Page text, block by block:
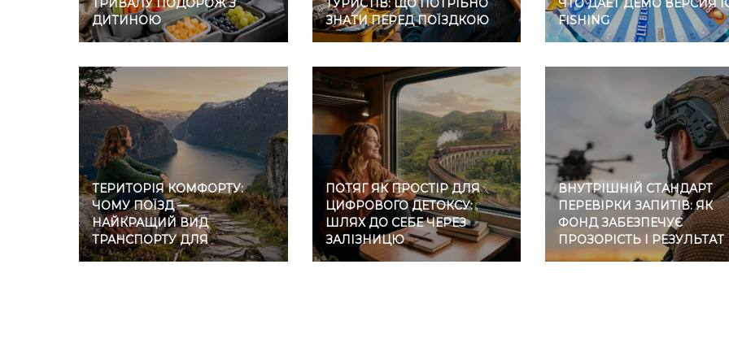
ТРИВАЛУ ПОДОРОЖ З
ДИТИНОЮ
ТУРИСТІВ: ЩО ПОТРІБНО
ЗНАТИ ПЕРЕД ПОЇЗДКОЮ
ЧТО ДАЕТ ДЕМО ВЕРСИЯ
FISHING
ТЕРИТОРІЯ КОМФОРТУ:
ЧОМУ ПОЇЗД —
НАЙКРАЩИЙ ВИД
ТРАНСПОРТУ ДЛЯ
ІНТРОВЕРТІВ
ПОТЯГ ЯК ПРОСТІР ДЛЯ
ЦИФРОВОГО ДЕТОКСУ:
ШЛЯХ ДО СЕБЕ ЧЕРЕЗ
ЗАЛІЗНИЦЮ
ВНУТРІШНІЙ СТАНДАРТ
ПЕРЕВІРКИ ЗАПИТІВ: ЯК
ФОНД ЗАБЕЗПЕЧУЄ
ПРОЗОРІСТЬ І РЕЗУЛЬТАТ